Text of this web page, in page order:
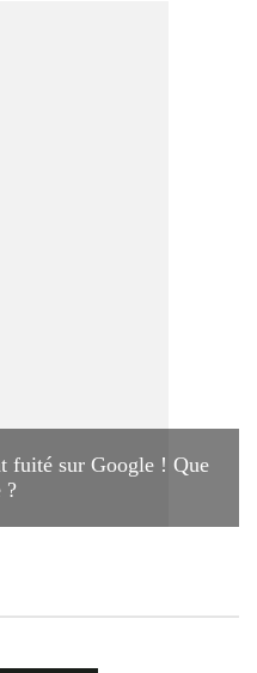
fuité sur Google ! Que
?